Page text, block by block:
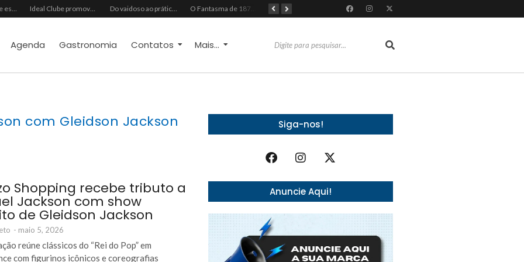
Grupo Chocolate estreia na Europa com primeira turnê internacional Ideal Clube promove programação especial para celebrar o Dia dos Pais com música, gastronomia e lazer para toda a família Do vaidoso ao prático: veja lista com ideias de presentes Avon para cada perfil de pai O Fantasma de 1877 e o Alerta de 2027: O Reciprocidalismo Como Escudo Contra o Novo El NiñoPh.D. Nizomar Falcão
Agenda Gastronomia Contatos Mais...
com Gleidson Jackson
Shopping recebe tributo a
Jackson com show
de Gleidson Jackson
- maio 5, 2026
reúne clássicos do “Rei do Pop” em
com figurinos icônicos e coreografias
Siga-nos!
Anuncie Aqui!